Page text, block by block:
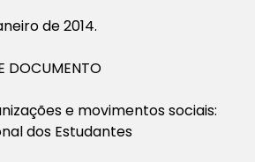
de 2014.
DOCUMENTO
e movimentos sociais:
dos Estudantes